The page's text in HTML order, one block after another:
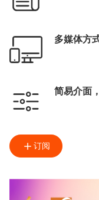
多媒体方
简易介面
订阅